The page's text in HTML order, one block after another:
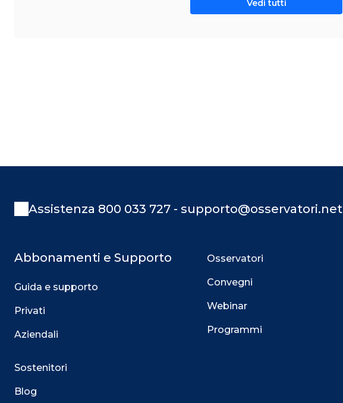
Vedi tutti
Assistenza 800 033 727 - supporto@osservatori.net
Abbonamenti e Supporto
Guida e supporto
Privati
Aziendali
Sostenitori
Blog
Osservatori
Convegni
Webinar
Programmi